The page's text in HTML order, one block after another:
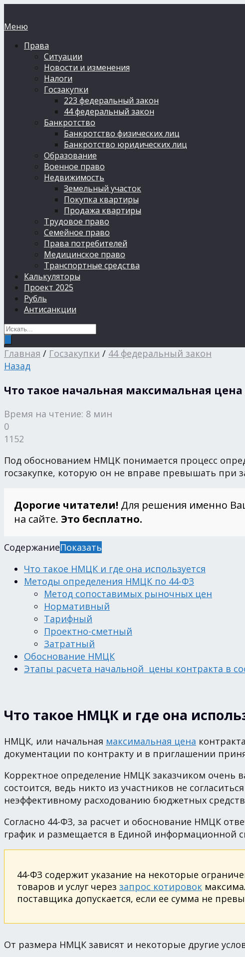
Меню
Права
Ситуации
Новости и изменения
Налоги
Госзакупки
223 федеральный закон
44 федеральный закон
Банкротство
Банкротство физических лиц
Банкротство юридических лиц
Образование
Военное право
Недвижимость
Земельный участок
Покупка квартиры
Продажа квартиры
Трудовое право
Семейное право
Права потребителей
Медицинское право
Транспортные средства
Калькуляторы
Проект 2025
Рубль
Антисанкции
Главная / Госзакупки / 44 федеральный закон
Назад
Что такое начальная максимальная
Время на чтение: 8 мин
0
1152
Под обоснованием НМЦК понимается процесс
госзакупке, которую он не вправе превышать при
Дорогие читатели! Для решения именно
на сайте. Это бесплатно.
СодержаниеПоказать
Что такое НМЦК и где она используется
Методы определения НМЦК по 44-ФЗ
Метод сопоставимых рыночных цен
Нормативный
Тарифный
Проектно-сметный
Затратный
Обоснование НМЦК
Этапы расчета начальной цены контракта в
Что такое НМЦК и где она
НМЦК, или начальная максимальная цена
документации по контракту и в приглашении
Корректное определение НМЦК заказчиком очень
состоится, ведь никто из участников не
неэффективному расходованию бюджетных
Согласно 44-ФЗ, за расчет и обоснование НМЦК
график и размещается в Единой информационной
44-ФЗ содержит указание на некоторые
товаров и услуг через запрос котировок
поставщика допускается, если ее сумма не
От размера НМЦК зависят и некоторые другие